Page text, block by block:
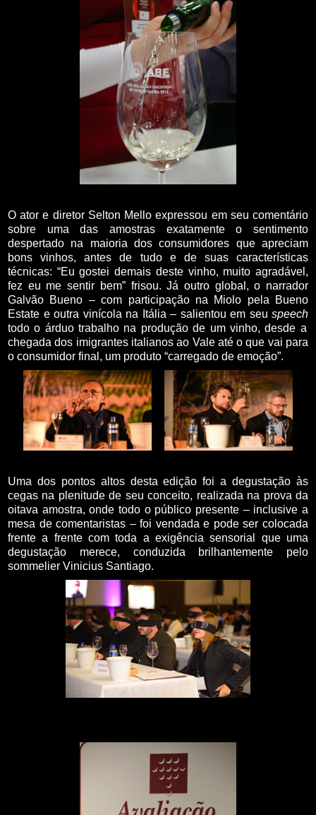
O ator e diretor Selton Mello expressou em seu comentário
sobre uma das amostras exatamente o sentimento
despertado na maioria dos consumidores que apreciam
bons vinhos, antes de tudo e de suas características
técnicas: “Eu gostei demais deste vinho, muito agradável,
fez eu me sentir bem” frisou.Já outro global, o narrador
Galvão Bueno – com participação na Miolo pela Bueno
Estate e outra vinícola na Itália – salientou em seu speech
todo o árduo trabalho na produção de um vinho, desde a
chegada dos imigrantes italianos ao Vale até o que vai para
o consumidor final, um produto “carregado de emoção”.
Uma dos pontos altos desta edição foi a degustação às
cegas na plenitude de seu conceito, realizada na prova da
oitava amostra, onde todo o público presente – inclusive a
mesa de comentaristas – foi vendada e pode ser colocada
frente a frente com toda a exigência sensorial que uma
degustação merece, conduzida brilhantemente pelo
sommelier Vinicius Santiago.